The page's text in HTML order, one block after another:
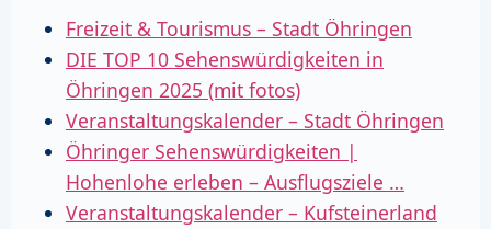
Freizeit & Tourismus – Stadt Öhringen
DIE TOP 10 Sehenswürdigkeiten in
Öhringen 2025 (mit fotos)
Veranstaltungskalender – Stadt Öhringen
Öhringer Sehenswürdigkeiten |
Hohenlohe erleben – Ausflugsziele …
Veranstaltungskalender – Kufsteinerland